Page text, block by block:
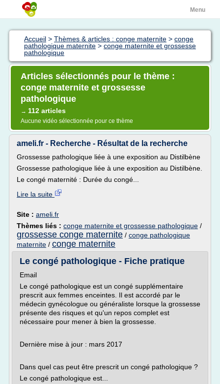
Menu
Accueil > Thèmes & articles : conge maternite > conge
pathologique maternite > conge maternite et grossesse
pathologique
Articles sélectionnés pour le thème :
conge maternite et grossesse
pathologique
→ 112 articles
Aucune vidéo sélectionnée pour ce thème
ameli.fr - Recherche - Résultat de la recherche
Grossesse pathologique liée à une exposition au Distilbène
Grossesse pathologique liée à une exposition au Distilbène.
Le congé maternité : Durée du congé...
Lire la suite
Site : ameli.fr
Thèmes liés : conge maternite et grossesse pathologique /
grossesse conge maternite / conge pathologique
maternite / conge maternite
Le congé pathologique - Fiche pratique
Email
Le congé pathologique est un congé supplémentaire
prescrit aux femmes enceintes. Il est accordé par le
médecin gynécologue ou généraliste lorsque la grossesse
présente des risques et qu'un repos complet est
nécessaire pour mener à bien la grossesse.
Dernière mise à jour : mars 2017
Dans quel cas peut être prescrit un congé pathologique ?
Le congé pathologique est...